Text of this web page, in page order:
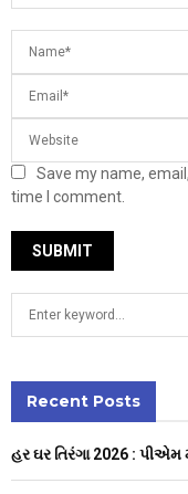
Save my name,
time I comment.
h
o
Recent Posts
હર ઘર તિરંગા 2026 :